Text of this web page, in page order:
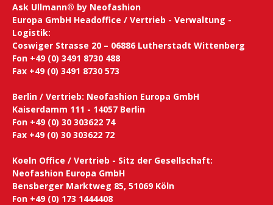
Ask Ullmann® by Neofashion
Europa GmbH Headoffice / Vertrieb - Verwaltung -
Logistik:
Coswiger Strasse 20 – 06886 Lutherstadt Wittenberg
Fon +49 (0) 3491 8730 488
Fax +49 (0) 3491 8730 573
Berlin / Vertrieb: Neofashion Europa GmbH
Kaiserdamm 111 - 14057 Berlin
Fon +49 (0) 30 303622 74
Fax +49 (0) 30 303622 72
Koeln Office / Vertrieb - Sitz der Gesellschaft:
Neofashion Europa GmbH
Bensberger Marktweg 85, 51069 Köln
Fon +49 (0) 173 1444408